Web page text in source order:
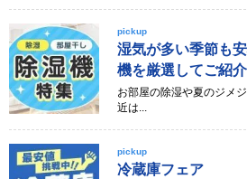
pickup
湿気が多い季節も
機を厳選してご紹介
お部屋の除湿や夏のジメ
近は...
pickup
冷蔵庫フェア